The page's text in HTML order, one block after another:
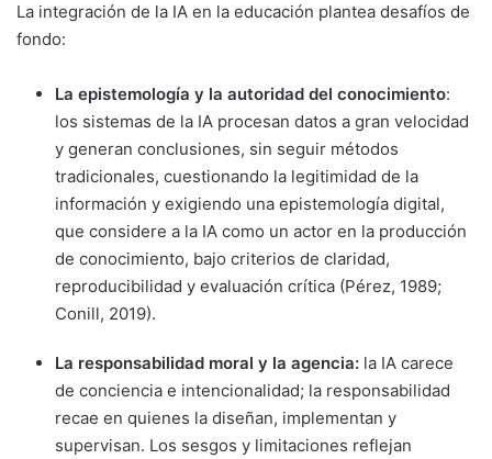
La integración de la IA en la educación plantea desafíos de
fondo:
La epistemología y la autoridad del conocimiento:
los sistemas de la IA procesan datos a gran velocidad
y generan conclusiones, sin seguir métodos
tradicionales, cuestionando la legitimidad de la
información y exigiendo una epistemología digital,
que considere a la IA como un actor en la producción
de conocimiento, bajo criterios de claridad,
reproducibilidad y evaluación crítica (Pérez, 1989;
Conill, 2019).
La responsabilidad moral y la agencia: la IA carece
de conciencia e intencionalidad; la responsabilidad
recae en quienes la diseñan, implementan y
supervisan. Los sesgos y limitaciones reflejan